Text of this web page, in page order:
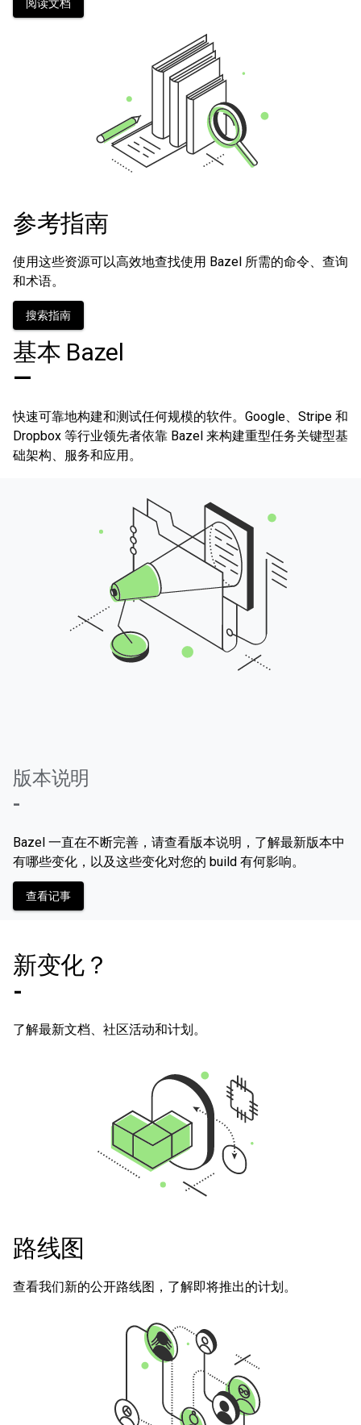
阅读文档
参考指南
使用这些资源可以高效地查找使用 Bazel 所需的命令、查询
和术语。
搜索指南
基本 Bazel
—
快速可靠地构建和测试任何规模的软件。Google、Stripe 和
Dropbox 等行业领先者依靠 Bazel 来构建重型任务关键型基
础架构、服务和应用。
版本说明
-
Bazel 一直在不断完善，请查看版本说明，了解最新版本中
有哪些变化，以及这些变化对您的 build 有何影响。
查看记事
新变化？
-
了解最新文档、社区活动和计划。
路线图
查看我们新的公开路线图，了解即将推出的计划。